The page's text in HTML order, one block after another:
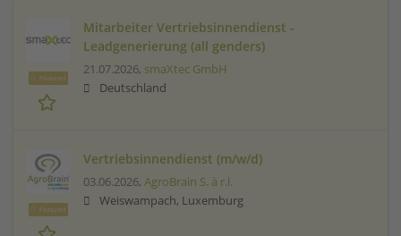
Featured
Mitarbeiter Vertriebsinnendienst -
Leadgenerierung (all genders)
21.07.2026, smaXtec GmbH
Deutschland
Featured
Vertriebsinnendienst (m/w/d)
03.06.2026, AgroBrain S. à r.l.
Weiswampach, Luxemburg